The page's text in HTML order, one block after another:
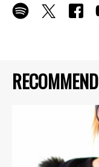
RECOMMEND